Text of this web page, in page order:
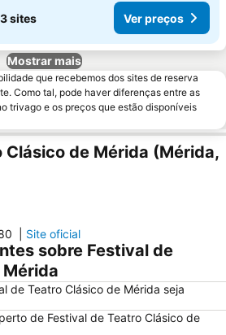
3 sites Ver preços
Mostrar mais
que recebemos dos sites de reserva
Como tal, pode haver diferenças entre as
trivago e os preços que estão disponíveis
Clásico de Mérida (Mérida,
Site oficial
sobre Festival de
de Teatro Clásico de Mérida seja
de Festival de Teatro Clásico de